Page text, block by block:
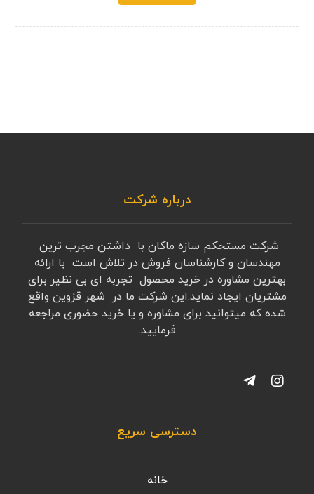
درباره شرکت
شرکت مستحکم سازه ماکان با داشتن مجرب ترین
مهندسان و کارشناسان فروش در تلاش است با ارائه
بهترین مشاوره در خرید محصول تجربه ای بی نظیر برای
مشتریان ایجاد نماید.این شرکت ما در شهر قزوین واقع
شده که میتوانید برای مشاوره و یا خرید حضوری مراجعه
فرمایید.
دسترسی سریع
خانه